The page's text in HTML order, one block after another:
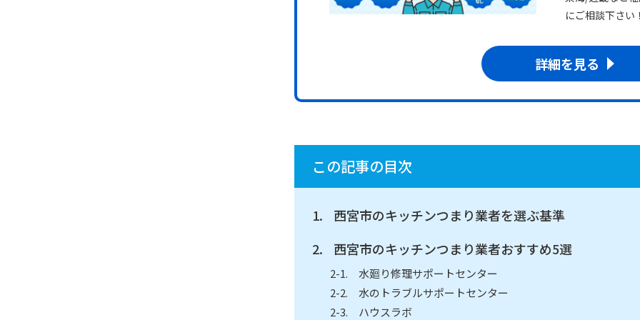
にご相談下さい
詳細を見る
この記事の目次
西宮市のキッチンつまり業者を選ぶ基準
西宮市のキッチンつまり業者おすすめ5選
水廻り修理サポートセンター
水のトラブルサポートセンター
ハウスラボ